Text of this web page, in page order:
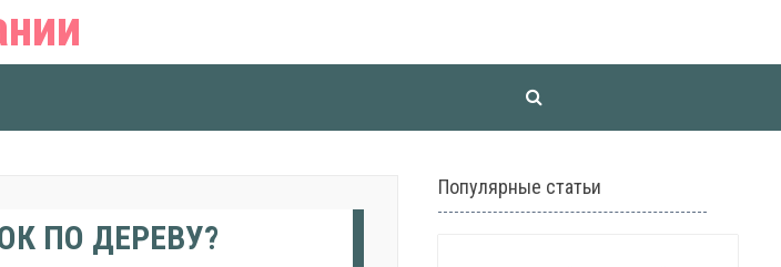
ПО ДЕРЕВУ?
Популярные статьи